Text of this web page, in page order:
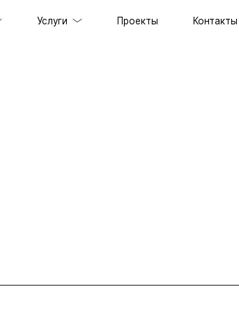
Услуги
решений
Проекты Контакты